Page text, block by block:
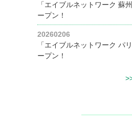
「エイブルネットワーク 蘇
ープン！
20260206
「エイブルネットワーク パ
ープン！